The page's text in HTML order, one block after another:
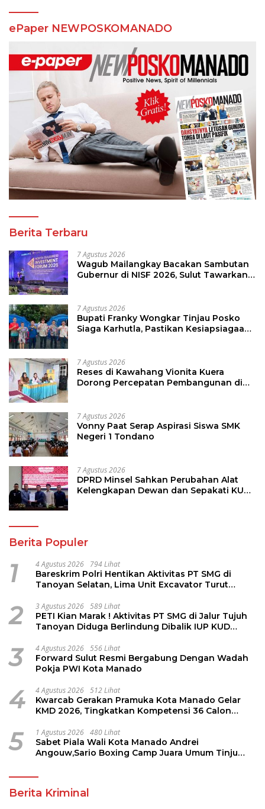
ePaper NEWPOSKOMANADO
Berita Terbaru
7 Agustus 2026
Wagub Mailangkay Bacakan Sambutan
Gubernur di NISF 2026, Sulut Tawarkan
7 Agustus 2026
Bupati Franky Wongkar Tinjau Posko
Siaga Karhutla, Pastikan Kesiapsiagaan
7 Agustus 2026
Reses di Kawahang Vionita Kuera
Dorong Percepatan Pembangunan di
7 Agustus 2026
Vonny Paat Serap Aspirasi Siswa SMK
Negeri 1 Tondano
7 Agustus 2026
DPRD Minsel Sahkan Perubahan Alat
Kelengkapan Dewan dan Sepakati KUA-
Berita Populer
1 4 Agustus 2026 794 Lihat
Bareskrim Polri Hentikan Aktivitas PT SMG di
Tanoyan Selatan, Lima Unit Excavator Turut
2 3 Agustus 2026 589 Lihat
PETI Kian Marak ! Aktivitas PT SMG di Jalur Tujuh
Tanoyan Diduga Berlindung Dibalik IUP KUD
3 4 Agustus 2026 556 Lihat
Forward Sulut Resmi Bergabung Dengan Wadah
Pokja PWI Kota Manado
4 4 Agustus 2026 512 Lihat
Kwarcab Gerakan Pramuka Kota Manado Gelar
KMD 2026, Tingkatkan Kompetensi 36 Calon
5 1 Agustus 2026 480 Lihat
Sabet Piala Wali Kota Manado Andrei
Angouw,Sario Boxing Camp Juara Umum Tinju
Berita Kriminal